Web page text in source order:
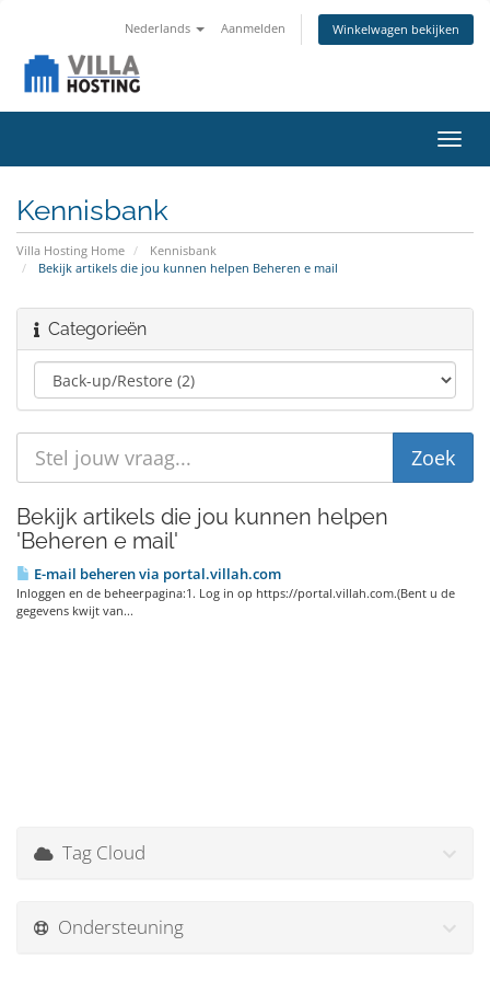
Nederlands Aanmelden Winkelwagen bekijken
in-/
Kennisbank
Villa Hosting Home
Kennisbank
Bekijk artikels die jou kunnen helpen Beheren e mail
Categorieën
Bekijk artikels die jou kunnen helpen
'Beheren e mail'
E-mail beheren via portal.villah.com
Inloggen en de beheerpagina:1. Log in op https://portal.villah.com.(Bent u de
gegevens kwijt van...
Tag Cloud
Ondersteuning